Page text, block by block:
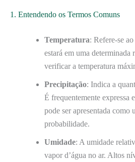
1. Entendendo os Termos Comuns
Temperatura: Refere-se
estará em uma determinada
verificar a temperatura
Precipitação: Indica a
É frequentemente expressa
pode ser apresentada como
probabilidade.
Umidade: A umidade
vapor d’água no ar. Altos